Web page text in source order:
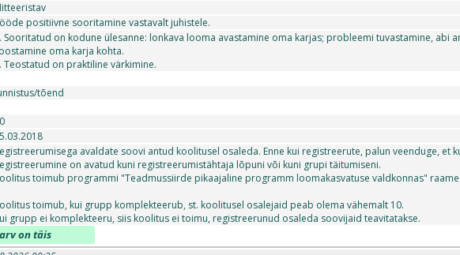
positiivne sooritamine vastavalt juhistele.
Sooritatud on kodune ülesanne: lonkava looma avastamine oma karjas; probleemi tuvastamine, abi
oma karja kohta.
Teostatud on praktiline värkimine.
tõend
avaldate soovi antud koolitusel osaleda. Enne kui registreerute, palun veenduge, et
on avatud kuni registreerumistähtaja lõpuni või kuni grupi täitumiseni.
toimub programmi "Teadmussiirde pikaajaline programm loomakasvatuse valdkonnas"
toimub, kui grupp komplekteerub, st. koolitusel osalejaid peab olema vähemalt 10.
grupp ei komplekteeru, siis koolitus ei toimu, registreerunud osaleda soovijaid teavitatakse.
on täis